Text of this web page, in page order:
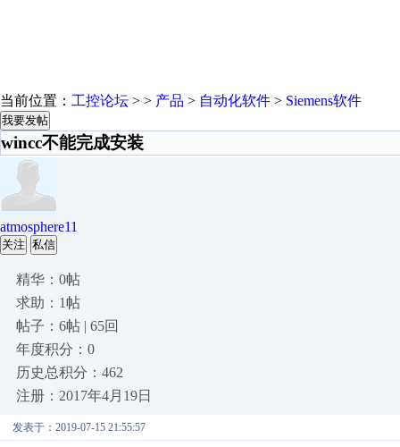
当前位置： 工控论坛 > > 产品 > 自动化软件 > Siemens软件
我要发帖
wincc不能完成安装
atmosphere11
关注 私信
精华：0帖
求助：1帖
帖子：6帖 | 65回
年度积分：0
历史总积分：462
注册：2017年4月19日
发表于：2019-07-15 21:55:57